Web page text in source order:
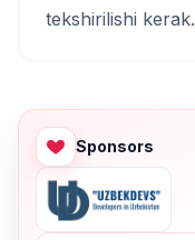
tekshirilishi kerak.
Sponsors